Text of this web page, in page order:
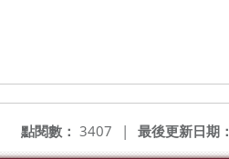
最後更新日期：
點閱數： 3407 |